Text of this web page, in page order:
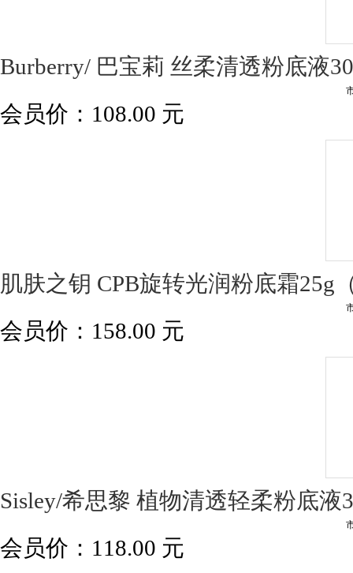
Burberry/ 巴宝莉 丝柔清透粉底液
会员价： 108.00 元
肌肤之钥 CPB旋转光润粉底霜25g
会员价： 158.00 元
Sisley/希思黎 植物清透轻柔粉底液
会员价： 118.00 元